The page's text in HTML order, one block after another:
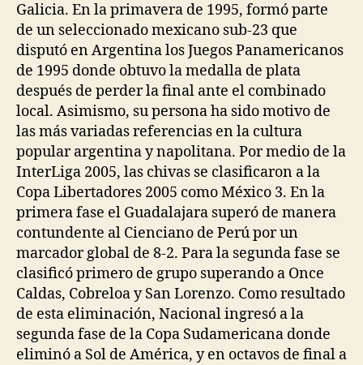
Galicia. En la primavera de 1995, formó parte
de un seleccionado mexicano sub-23 que
disputó en Argentina los Juegos Panamericanos
de 1995 donde obtuvo la medalla de plata
después de perder la final ante el combinado
local. Asimismo, su persona ha sido motivo de
las más variadas referencias en la cultura
popular argentina y napolitana. Por medio de la
InterLiga 2005, las chivas se clasificaron a la
Copa Libertadores 2005 como México 3. En la
primera fase el Guadalajara superó de manera
contundente al Cienciano de Perú por un
marcador global de 8-2. Para la segunda fase se
clasificó primero de grupo superando a Once
Caldas, Cobreloa y San Lorenzo. Como resultado
de esta eliminación, Nacional ingresó a la
segunda fase de la Copa Sudamericana donde
eliminó a Sol de América, y en octavos de final a